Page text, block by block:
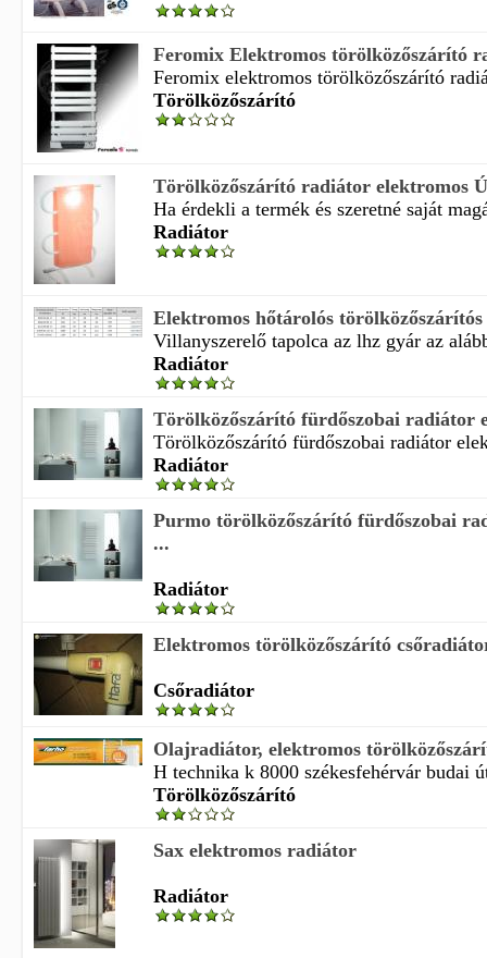
Feromix Elektromos törölközőszárító
Feromix elektromos törölközőszárító
Törölközőszárító
Törölközőszárító radiátor elektromos
Ha érdekli a termék és szeretné saját
Radiátor
Elektromos hőtárolós
Villanyszerelő tapolca az lhz gyár az
Radiátor
Törölközőszárító fürdőszobai radiátor
Törölközőszárító fürdőszobai radiátor
Radiátor
Purmo törölközőszárító fürdőszobai
...
Radiátor
Elektromos törölközőszárító
Csőradiátor
Olajradiátor, elektromos
H technika k 8000 székesfehérvár budai
Törölközőszárító
Sax elektromos radiátor
Radiátor